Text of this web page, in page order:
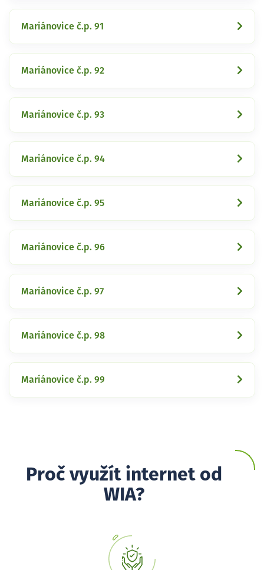
Mariánovice č.p. 91
Mariánovice č.p. 92
Mariánovice č.p. 93
Mariánovice č.p. 94
Mariánovice č.p. 95
Mariánovice č.p. 96
Mariánovice č.p. 97
Mariánovice č.p. 98
Mariánovice č.p. 99
Proč využít internet od
WIA?